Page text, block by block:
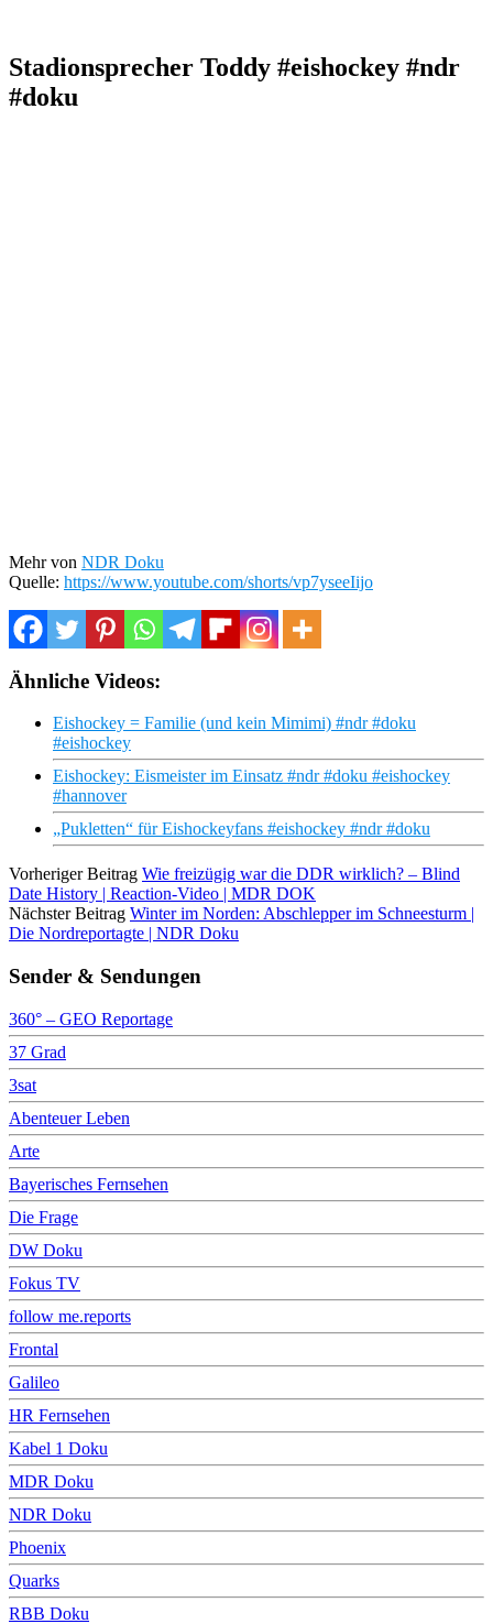
Stadionsprecher Toddy #eishockey #ndr
#doku
Mehr von NDR Doku
Quelle: https://www.youtube.com/shorts/vp7yseeIijo
Ähnliche Videos:
Eishockey = Familie (und kein Mimimi) #ndr #doku
#eishockey
Eishockey: Eismeister im Einsatz #ndr #doku #eishockey
#hannover
„Pukletten“ für Eishockeyfans #eishockey #ndr #doku
Vorheriger Beitrag Wie freizügig war die DDR wirklich? – Blind
Date History | Reaction‑Video | MDR DOK
Nächster Beitrag Winter im Norden: Abschlepper im Schneesturm |
Die Nordreportagte | NDR Doku
Sender & Sendungen
360° – GEO Reportage
37 Grad
3sat
Abenteuer Leben
Arte
Bayerisches Fernsehen
Die Frage
DW Doku
Fokus TV
follow me.reports
Frontal
Galileo
HR Fernsehen
Kabel 1 Doku
MDR Doku
NDR Doku
Phoenix
Quarks
RBB Doku